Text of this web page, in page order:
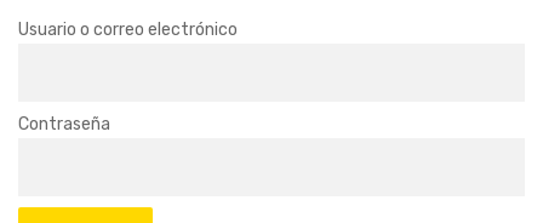
Usuario o correo electrónico
Contraseña